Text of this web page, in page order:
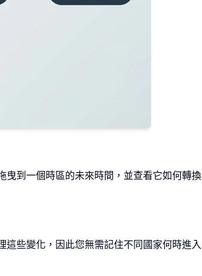
到一個時區的未來時間，並查看它如何轉
些變化，因此您無需記住不同國家何時進